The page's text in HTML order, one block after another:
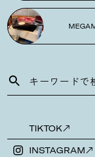
TIKTOK
INSTAGRAM